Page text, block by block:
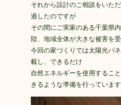
それから設計のご相談をいた
過したのですが
その間にご実家のある千葉県
陸、地域全体が大きな被害を受
今回の家づくりでは太陽光パ
載し、できるだけ
自然エネルギーを使用するこ
きるような準備を行っています